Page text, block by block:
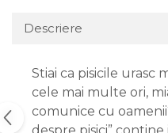
Descriere
Stiai ca pisicile urasc
cele mai multe ori,
comunice cu